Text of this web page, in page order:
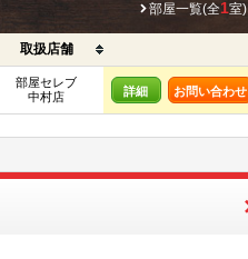
部屋一覧(全1室)
取扱店舗
部屋セレブ
中村店
詳細 お問い合わせ